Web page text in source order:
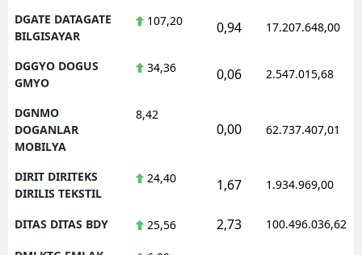
DGATE DATAGATE
BILGISAYAR
107,20 0,94 17.207.648,00
DGGYO DOGUS
GMYO
34,36 0,06 2.547.015,68
DGNMO
DOGANLAR
MOBILYA
8,42
0,00 62.737.407,01
DIRIT DIRITEKS
DIRILIS TEKSTIL
24,40 1,67 1.934.969,00
DITAS DITAS BDY 25,56 2,73 100.496.036,62